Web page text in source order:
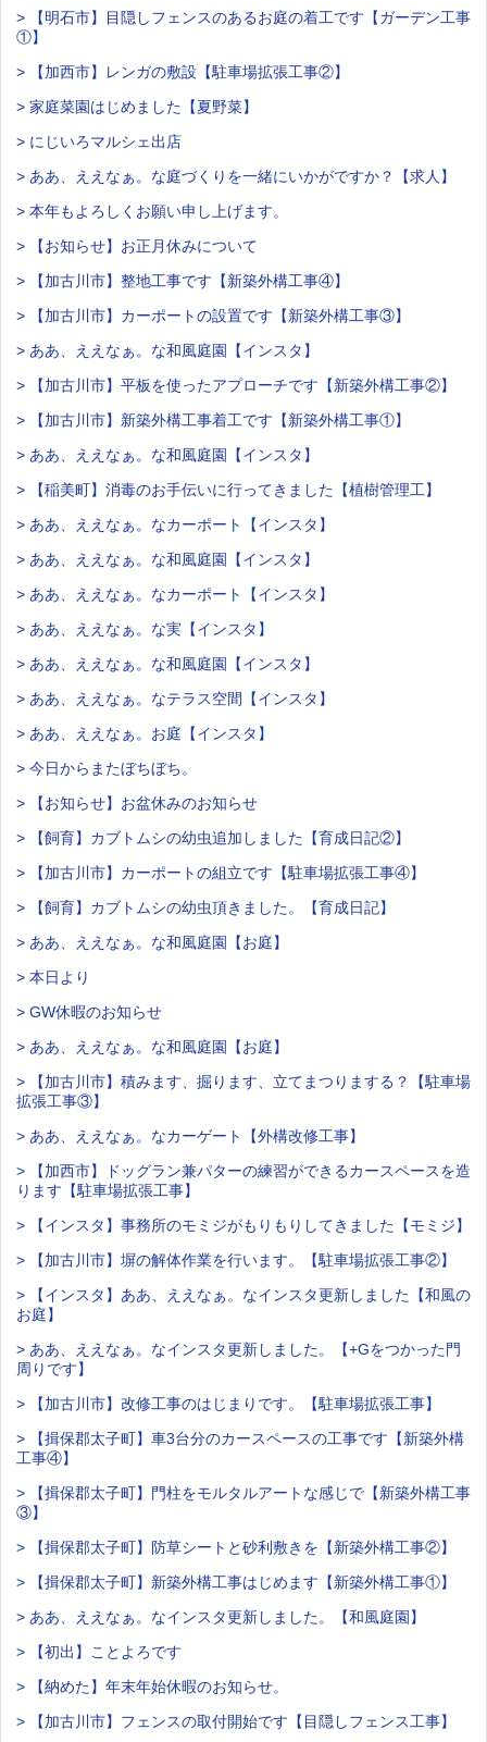
> 【明石市】目隠しフェンスのあるお庭の着工です【ガーデン工事
①】
> 【加西市】レンガの敷設【駐車場拡張工事②】
> 家庭菜園はじめました【夏野菜】
> にじいろマルシェ出店
> ああ、ええなぁ。な庭づくりを一緒にいかがですか？【求人】
> 本年もよろしくお願い申し上げます。
> 【お知らせ】お正月休みについて
> 【加古川市】整地工事です【新築外構工事④】
> 【加古川市】カーポートの設置です【新築外構工事③】
> ああ、ええなぁ。な和風庭園【インスタ】
> 【加古川市】平板を使ったアプローチです【新築外構工事②】
> 【加古川市】新築外構工事着工です【新築外構工事①】
> ああ、ええなぁ。な和風庭園【インスタ】
> 【稲美町】消毒のお手伝いに行ってきました【植樹管理工】
> ああ、ええなぁ。なカーポート【インスタ】
> ああ、ええなぁ。な和風庭園【インスタ】
> ああ、ええなぁ。なカーポート【インスタ】
> ああ、ええなぁ。な実【インスタ】
> ああ、ええなぁ。な和風庭園【インスタ】
> ああ、ええなぁ。なテラス空間【インスタ】
> ああ、ええなぁ。お庭【インスタ】
> 今日からまたぼちぼち。
> 【お知らせ】お盆休みのお知らせ
> 【飼育】カブトムシの幼虫追加しました【育成日記②】
> 【加古川市】カーポートの組立です【駐車場拡張工事④】
> 【飼育】カブトムシの幼虫頂きました。【育成日記】
> ああ、ええなぁ。な和風庭園【お庭】
> 本日より
> GW休暇のお知らせ
> ああ、ええなぁ。な和風庭園【お庭】
> 【加古川市】積みます、掘ります、立てまつりまする？【駐車場
拡張工事③】
> ああ、ええなぁ。なカーゲート【外構改修工事】
> 【加西市】ドッグラン兼パターの練習ができるカースペースを造
ります【駐車場拡張工事】
> 【インスタ】事務所のモミジがもりもりしてきました【モミジ】
> 【加古川市】塀の解体作業を行います。【駐車場拡張工事②】
> 【インスタ】ああ、ええなぁ。なインスタ更新しました【和風の
お庭】
> ああ、ええなぁ。なインスタ更新しました。【+Gをつかった門
周りです】
> 【加古川市】改修工事のはじまりです。【駐車場拡張工事】
> 【揖保郡太子町】車3台分のカースペースの工事です【新築外構
工事④】
> 【揖保郡太子町】門柱をモルタルアートな感じで【新築外構工事
③】
> 【揖保郡太子町】防草シートと砂利敷きを【新築外構工事②】
> 【揖保郡太子町】新築外構工事はじめます【新築外構工事①】
> ああ、ええなぁ。なインスタ更新しました。【和風庭園】
> 【初出】ことよろです
> 【納めた】年末年始休暇のお知らせ。
> 【加古川市】フェンスの取付開始です【目隠しフェンス工事】